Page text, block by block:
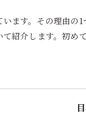
ます。その理由の
紹介します。初